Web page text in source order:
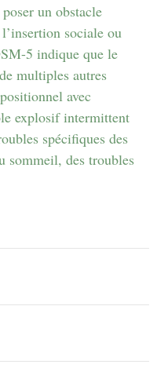
un obstacle
sociale ou
5 indique que le
multiples autres
avec
explosif intermittent
spécifiques des
sommeil, des troubles